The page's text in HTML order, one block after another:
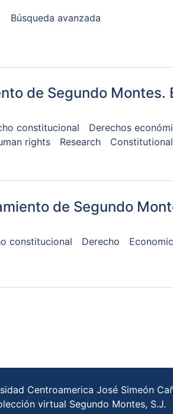
Búsqueda avanzada
de Segundo
constitucional Derechos
rights Research
de Segundo
constitucional Derecho
Centroamerica José Simeón
virtual Segundo Montes, S.J.